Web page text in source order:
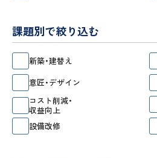
課題別で絞り込む
新築・建替え
意匠・デザイン
コスト削減・
収益向上
設備改修